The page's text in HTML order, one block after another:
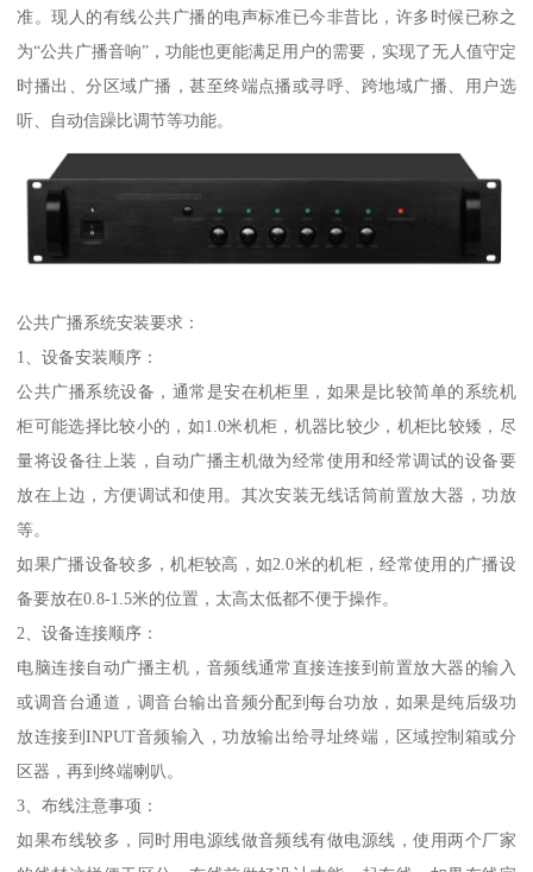
准。现人的有线公共广播的电声标准已今非昔比，许多时候已称之
为“公共广播音响”，功能也更能满足用户的需要，实现了无人值守定
时播出、分区域广播，甚至终端点播或寻呼、跨地域广播、用户选
听、自动信躁比调节等功能。
公共广播系统安装要求：
1、设备安装顺序：
公共广播系统设备，通常是安在机柜里，如果是比较简单的系统机
柜可能选择比较小的，如1.0米机柜，机器比较少，机柜比较矮，尽
量将设备往上装，自动广播主机做为经常使用和经常调试的设备要
放在上边，方便调试和使用。其次安装无线话筒前置放大器，功放
等。
如果广播设备较多，机柜较高，如2.0米的机柜，经常使用的广播设
备要放在0.8-1.5米的位置，太高太低都不便于操作。
2、设备连接顺序：
电脑连接自动广播主机，音频线通常直接连接到前置放大器的输入
或调音台通道，调音台输出音频分配到每台功放，如果是纯后级功
放连接到INPUT音频输入，功放输出给寻址终端，区域控制箱或分
区器，再到终端喇叭。
3、布线注意事项：
如果布线较多，同时用电源线做音频线有做电源线，使用两个厂家